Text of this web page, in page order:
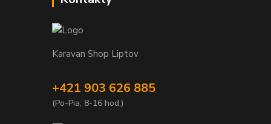
Karavan Shop Liptov
+421 903 626 885
(Po-Pia, 8-16 hod.)